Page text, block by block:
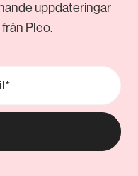
uppdateringar
Pleo.